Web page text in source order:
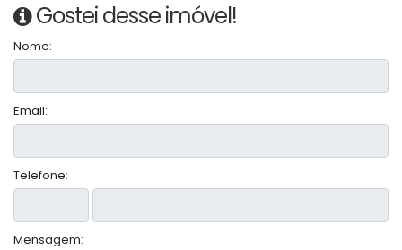
Gostei desse imóvel!
Nome:
Email:
Telefone:
Mensagem: